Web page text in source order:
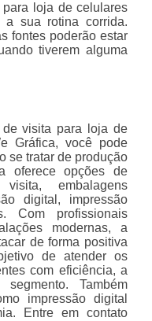
loja de celulares
sua rotina corrida.
fontes poderão estar
tiverem alguma
de visita para loja de
Gráfica, você pode
se tratar de produção
oferece opções de
embalagens
digital, impressão
Com profissionais
modernas, a
de forma positiva
de atender os
com eficiência, a
Também
impressão digital
Entre em contato